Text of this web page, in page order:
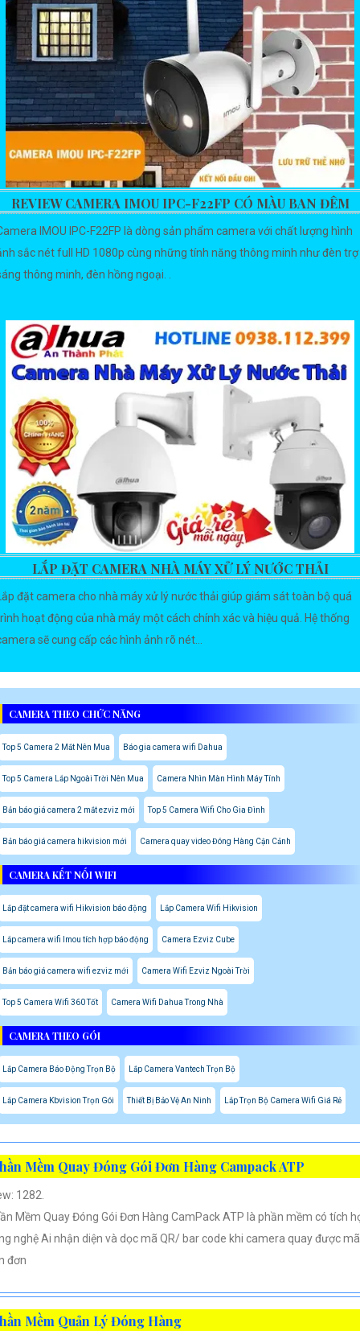
REVIEW CAMERA IMOU IPC-F22FP CÓ MÀU BAN ĐÊM
IMOU IPC-F22FP là dòng sản phẩm camera với chất lượng hình
sắc nét full HD 1080p cùng những tính năng thông minh như đèn trợ
thông minh, đèn hồng ngoại. .
LẮP ĐẶT CAMERA NHÀ MÁY XỬ LÝ NƯỚC THẢI
đặt camera cho nhà máy xử lý nước thải giúp giám sát toàn bộ quá
hoạt động của nhà máy một cách chính xác và hiệu quả. Hệ thống
sẽ cung cấp các hình ảnh rõ nét...
CAMERA THEO CHỨC NĂNG
Top 5 Camera 2 Mắt Nên Mua Báo gia camera wifi Dahua
Top 5 Camera Lắp Ngoài Trời Nên Mua Camera Nhìn Màn Hình Máy Tính
Bản báo giá camera 2 mắt ezviz mới Top 5 Camera Wifi Cho Gia Đình
Bản báo giá camera hikvision mới Camera quay video Đóng Hàng Cận Cảnh
CAMERA KẾT NỐI WIFI
Lắp đặt camera wifi Hikvision báo động Lắp Camera Wifi Hikvision
Lắp camera wifi Imou tích hợp báo động Camera Ezviz Cube
Bản báo giá camera wifi ezviz mới Camera Wifi Ezviz Ngoài Trời
Top 5 Camera Wifi 360 Tốt Camera Wifi Dahua Trong Nhà
CAMERA THEO GÓI
Lắp Camera Báo Động Trọn Bộ Lắp Camera Vantech Trọn Bộ
Lắp Camera Kbvision Trọn Gói Thiết Bị Bảo Vệ An Ninh Lắp Trọn Bộ Camera Wifi Giá Rẻ
Mềm Quay Đóng Gói Đơn Hàng Campack ATP
1282.
Mềm Quay Đóng Gói Đơn Hàng CamPack ATP là phần mềm có tích
nghệ Ai nhận diện và dọc mã QR/ bar code khi camera quay được mã
đơn
Mềm Quản Lý Đóng Hàng